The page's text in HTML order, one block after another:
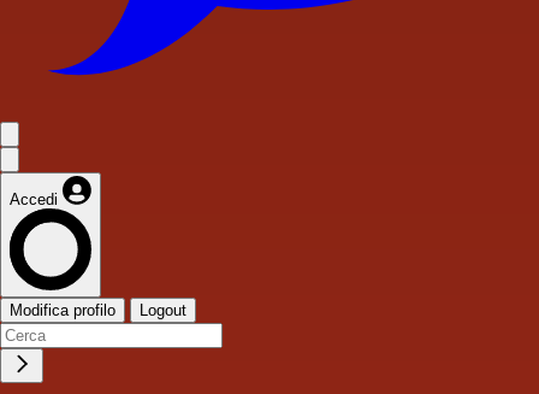
Accedi
Modifica profilo Logout